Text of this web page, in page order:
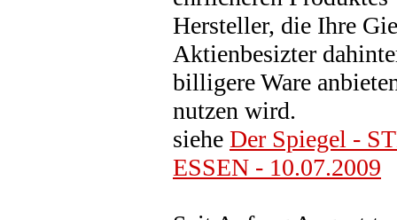
Hersteller, die Ihre
Aktienbesizter
billigere Ware
nutzen wird.
siehe Der Spiegel -
ESSEN - 10.07.2009